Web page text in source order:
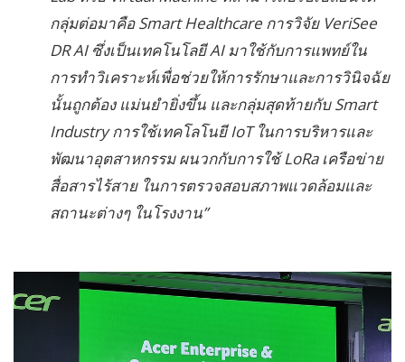
กลุ่มต่อมาคือ Smart Healthcare การวิจัย VeriSee
DR AI ซึ่งเป็นเทคโนโลยี AI มาใช้กับการแพทย์ใน
การทำวิเคราะห์เพื่อช่วยให้การรักษาและการวินิจฉัย
นั้นถูกต้อง แม่นยำยิ่งขึ้น และกลุ่มสุดท้ายกับ Smart
Industry การใช้เทคโลโนยี IoT ในการบริหารและ
พัฒนาอุตสาหกรรม ผนวกกับการใช้ LoRa เครือข่าย
สื่อสารไร้สาย ในการตรวจสอบสภาพแวดล้อมและ
สถานะต่างๆ ในโรงงาน”